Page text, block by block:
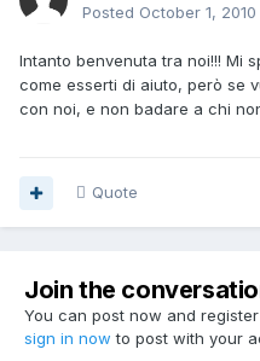
Posted October 1, 2010
Intanto benvenuta tra noi!!! Mi
come esserti di aiuto, però se
con noi, e non badare a chi
Quote
Join the
You can post now and
sign in now to post with your